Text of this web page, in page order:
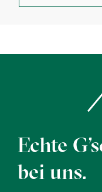
Echte
bei uns.